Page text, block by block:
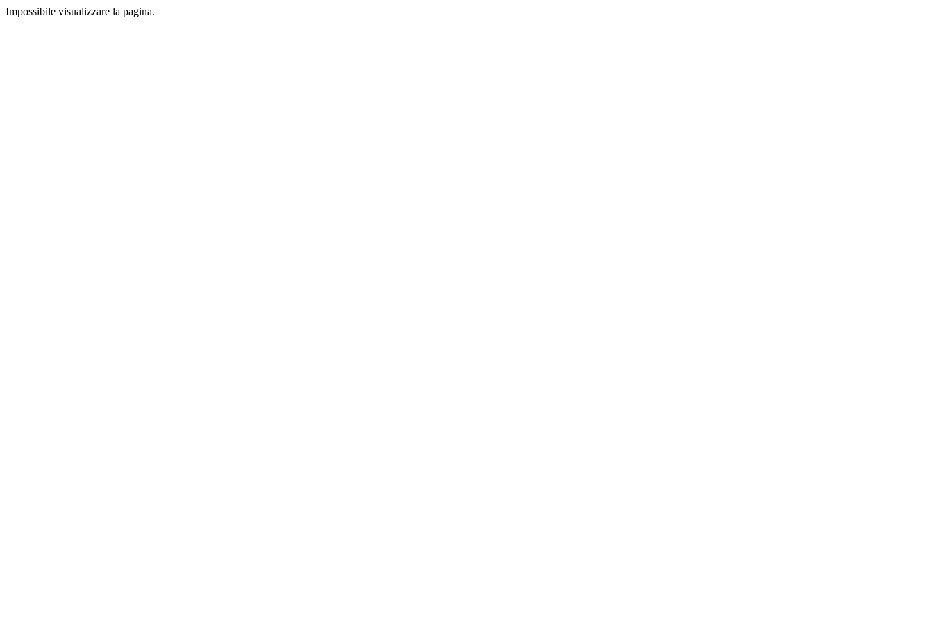
Impossibile visualizzare la pagina.